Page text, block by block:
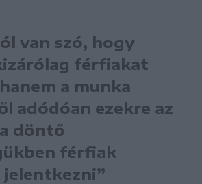
van szó, hogy
férfiakat
a munka
adódóan ezekre az
döntő
férfiak